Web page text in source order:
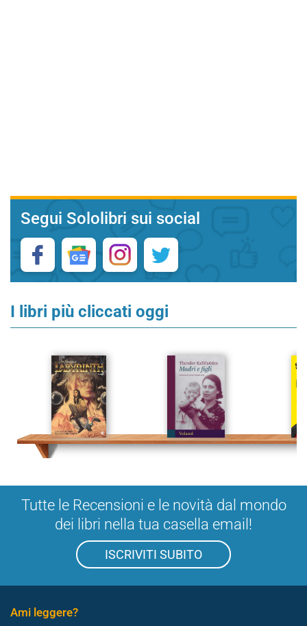
Segui Sololibri sui social
I libri più cliccati oggi
Tutte le Recensioni e le novità dal mondo
dei libri nella tua casella email!
ISCRIVITI SUBITO
Ami leggere?